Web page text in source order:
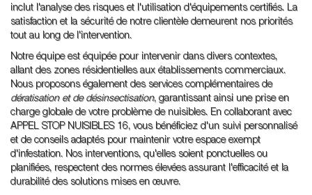
inclut l'analyse des risques et l'utilisation d'équipements certifiés. La
satisfaction et la sécurité de notre clientèle demeurent nos priorités
tout au long de l'intervention.
Notre équipe est équipée pour intervenir dans divers contextes,
allant des zones résidentielles aux établissements commerciaux.
Nous proposons également des services complémentaires de
dératisation et de désinsectisation, garantissant ainsi une prise en
charge globale de votre problème de nuisibles. En collaborant avec
APPEL STOP NUISIBLES 16, vous bénéficiez d'un suivi personnalisé
et de conseils adaptés pour maintenir votre espace exempt
d'infestation. Nos interventions, qu'elles soient ponctuelles ou
planifiées, respectent des normes élevées assurant l'efficacité et la
durabilité des solutions mises en œuvre.